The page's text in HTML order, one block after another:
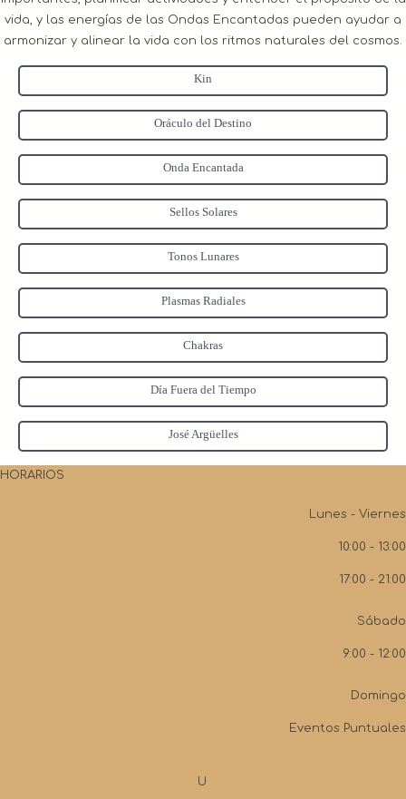
vida, y las energías de las Ondas Encantadas pueden ayudar a
armonizar y alinear la vida con los ritmos naturales del cosmos.
Kin
Oráculo del Destino
Onda Encantada
Sellos Solares
Tonos Lunares
Plasmas Radiales
Chakras
Día Fuera del Tiempo
José Argüelles
HORARIOS
Lunes - Viernes
10:00 - 13:00
17:00 - 21:00
Sábado
9:00 - 12:00
Domingo
Eventos Puntuales
U